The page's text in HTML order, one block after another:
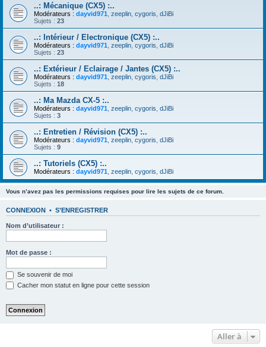
..: Mécanique (CX5) :..
Modérateurs : dayvid971 zeeplin cygoris dJiBi
Sujets : 23
..: Intérieur / Electronique (CX5) :..
Modérateurs : dayvid971 zeeplin cygoris dJiBi
Sujets : 23
..: Extérieur / Eclairage / Jantes (CX5) :..
Modérateurs : dayvid971 zeeplin cygoris dJiBi
Sujets : 18
..: Ma Mazda CX-5 :..
Modérateurs : dayvid971 zeeplin cygoris dJiBi
Sujets : 3
..: Entretien / Révision (CX5) :..
Modérateurs : dayvid971 zeeplin cygoris dJiBi
Sujets : 9
..: Tutoriels (CX5) :..
Modérateurs : dayvid971 zeeplin cygoris dJiBi
Vous n’avez pas les permissions requises pour lire les sujets de ce forum.
CONNEXION • S’ENREGISTRER
Nom d’utilisateur :
Mot de passe :
Se souvenir de moi
Cacher mon statut en ligne pour cette session
Aller à